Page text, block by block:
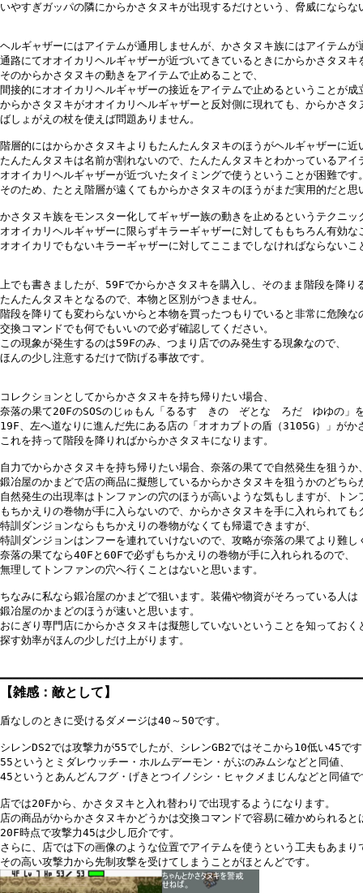
いやすぎガッパの隣にからかさタヌキが出現するだけという、脅威にならな
ヘルギャザーにはアイテムが通用しませんが、かさタヌキ族にはアイテムが
通路にてオオイカリヘルギャザーが近づいてきているときにからかさタヌキ
そのからかさタヌキの動きをアイテムで止めることで、
間接的にオオイカリヘルギャザーの接近をアイテムで止めるということが成
からかさタヌキがオオイカリヘルギャザーと反対側に現れても、からかさタ
ばしょがえの杖を使えば問題ありません。
階層的にはからかさタヌキよりもたんたんタヌキのほうがヘルギャザーに近
たんたんタヌキは名前が割れないので、たんたんタヌキとわかっているアイ
オオイカリヘルギャザーが近づいたタイミングで使うということが困難です
そのため、たとえ階層が遠くてもからかさタヌキのほうがまだ実用的だと思
かさタヌキ族をモンスター化してギャザー族の動きを止めるというテクニッ
オオイカリヘルギャザーに限らずキラーギャザーに対してももちろん有効な
オオイカリでもないキラーギャザーに対してここまでしなければならない
上でも書きましたが、59Fでからかさタヌキを購入し、そのまま階段を降り
たんたんタヌキとなるので、本物と区別がつきません。
階段を降りても変わらないからと本物を買ったつもりでいると非常に危険な
交換コマンドでも何でもいいので必ず確認してください。
この現象が発生するのは59Fのみ、つまり店でのみ発生する現象なので、
ほんの少し注意するだけで防げる事故です。
コレクションとしてからかさタヌキを持ち帰りたい場合、
奈落の果て20FのSOSのじゅもん「るるす　きの　ぞとな　ろだ　ゆゆの」
19F、左へ道なりに進んだ先にある店の「オオカブトの盾（3105G）」がか
これを持って階段を降りればからかさタヌキになります。
自力でからかさタヌキを持ち帰りたい場合、奈落の果てで自然発生を狙うか
鍛冶屋のかまどで店の商品に擬態しているからかさタヌキを狙うかのどちら
自然発生の出現率はトンファンの穴のほうが高いような気もしますが、トン
もちかえりの巻物が手に入らないので、からかさタヌキを手に入れられて
特訓ダンジョンならもちかえりの巻物がなくても帰還できますが、
特訓ダンジョンはンフーを連れていけないので、攻略が奈落の果てより難し
奈落の果てなら40Fと60Fで必ずもちかえりの巻物が手に入れられるので、
無理してトンファンの穴へ行くことはないと思います。
ちなみに私なら鍛冶屋のかまどで狙います。装備や物資がそろっている人は
鍛冶屋のかまどのほうが速いと思います。
おにぎり専門店にからかさタヌキは擬態していないということを知っておく
探す効率がほんの少しだけ上がります。
【雑感：敵として】
盾なしのときに受けるダメージは40～50です。
シレンDS2では攻撃力が55でしたが、シレンGB2ではそこから10低い45で
55というとミダレウッチー・ホルムデーモン・がぶのみムシなどと同値、
45というとあんどんフグ・げきとつイノシシ・ヒャクメまじんなどと同値で
店では20Fから、かさタヌキと入れ替わりで出現するようになります。
店の商品がからかさタヌキかどうかは交換コマンドで容易に確かめられると
20F時点で攻撃力45は少し厄介です。
さらに、店では下の画像のような位置でアイテムを使うという工夫もあまり